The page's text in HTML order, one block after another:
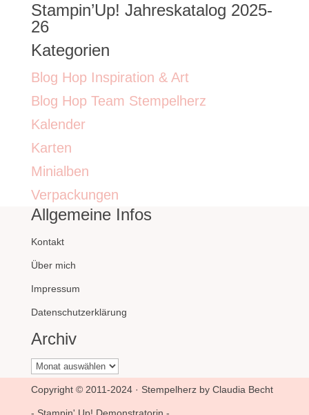
Stampin’Up! Jahreskatalog 2025-
26
Kategorien
Blog Hop Inspiration & Art
Blog Hop Team Stempelherz
Kalender
Karten
Minialben
Verpackungen
Allgemeine Infos
Kontakt
Über mich
Impressum
Datenschutzerklärung
Archiv
Archiv
Copyright © 2011-2024 · Stempelherz by Claudia Becht